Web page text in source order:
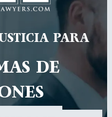
PARA
DE